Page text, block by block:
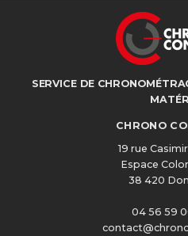
SERVICE DE
CHRONO
19 rue
Espace
38 420
04 56 59